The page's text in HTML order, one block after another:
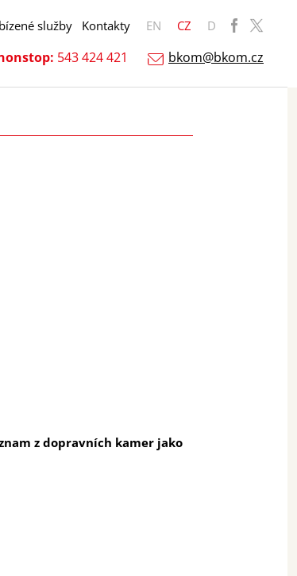
služby Kontakty EN CZ D
543 424 421 bkom@bkom.cz
z dopravních kamer jako